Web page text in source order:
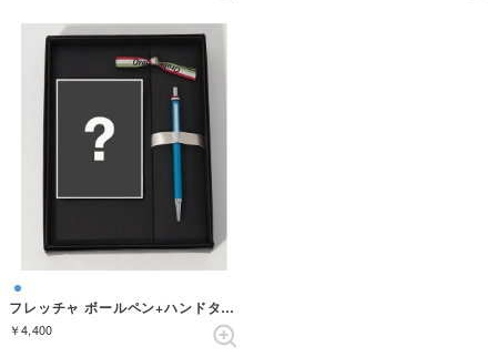
フレッチャ ボールペン+ハンドタオル ギフトセット （LIGHTBLUE）
￥4,400